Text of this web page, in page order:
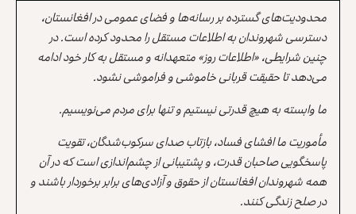
محدودیت‌های گسترده بر رسانه‌ها و فضای عمومی در افغانستان،
دسترسی شهروندان به اطلاعات مستقل را محدود کرده است. در
چنین شرایطی، «اطلاعات روز» متعهدانه و مستقل به کار خود ادامه
می‌دهد تا حقیقت قربانی خاموشی و فراموشی نشود.
ما وابسته به هیچ قدرتی نیستیم و تنها برای مردم می‌نویسیم.
مأموریت ما افشای فساد، بازتاب صدای سرکوب‌شدگان، تقویت
پاسخگویی صاحبان قدرت، و پشتیبانی از چشم‌اندازی است که در آن
همه شهروندان افغانستان از حقوق و آزادی‌های برابر برخوردار باشند و
در صلح زندگی کنند.